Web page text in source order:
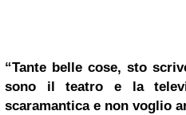
“Tante belle cose, sto
sono il teatro e la
scaramantica e non voglio